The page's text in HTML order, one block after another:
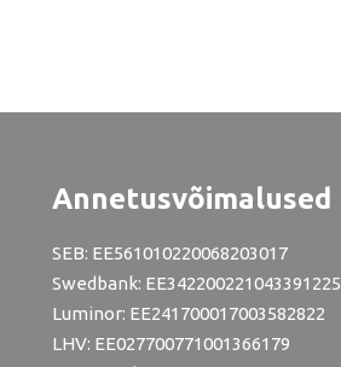
Annetusvõimalused
SEB: EE561010220068203017
Swedbank: EE342200221043391225
Luminor: EE241700017003582822
LHV: EE027700771001366179